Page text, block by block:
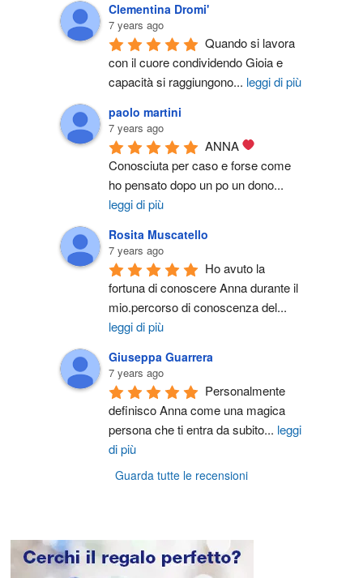
Clementina Dromi'
7 years ago
Quando si lavora
con il cuore condividendo Gioia e
capacità si raggiungono... leggi di più
paolo martini
7 years ago
ANNA
Conosciuta per caso e forse come
ho pensato dopo un po un dono...
leggi di più
Rosita Muscatello
7 years ago
Ho avuto la
fortuna di conoscere Anna durante il
mio.percorso di conoscenza del...
leggi di più
Giuseppa Guarrera
7 years ago
Personalmente
definisco Anna come una magica
persona che ti entra da subito... leggi
di più
Guarda tutte le recensioni